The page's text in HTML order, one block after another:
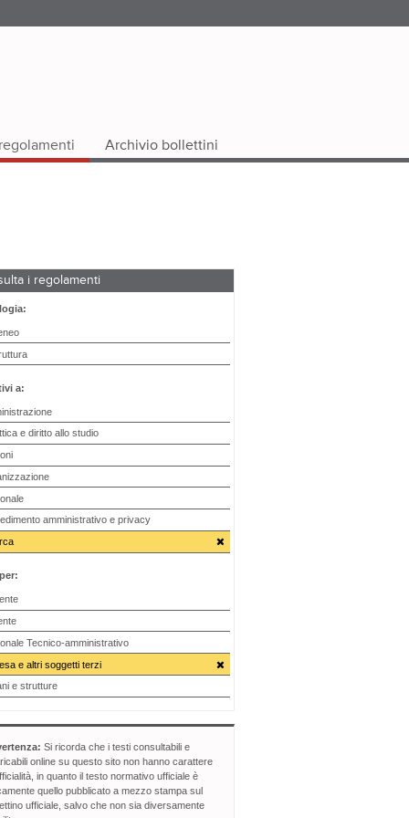
Archivio bollettini
i regolamenti
a:
e diritto allo studio
amministrativo e privacy
Tecnico-amministrativo
e altri soggetti terzi
e strutture
Si ricorda che i testi consultabili e
online su questo sito non hanno carattere
in quanto il testo normativo ufficiale è
quello pubblicato a mezzo stampa sul
ufficiale, salvo che non sia diversamente